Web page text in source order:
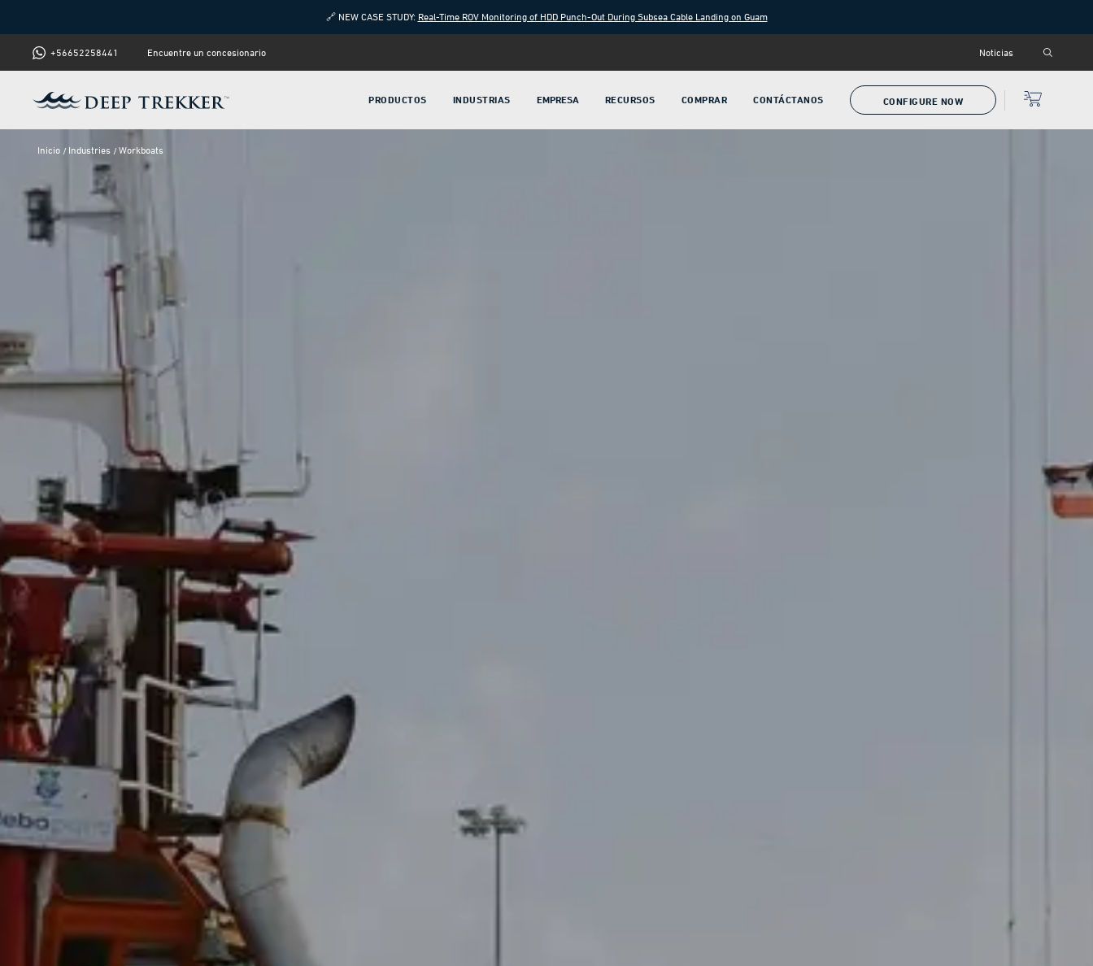
🔗 NEW CASE STUDY: Real-Time ROV Monitoring of HDD Punch-Out During Subsea Cable Landing on Guam
+56652258441 Encuentre un concesionario Noticias
PRODUCTOS INDUSTRIAS EMPRESA RECURSOS COMPRAR CONTÁCTANOS CONFIGURE NOW
Inicio Industries Workboats